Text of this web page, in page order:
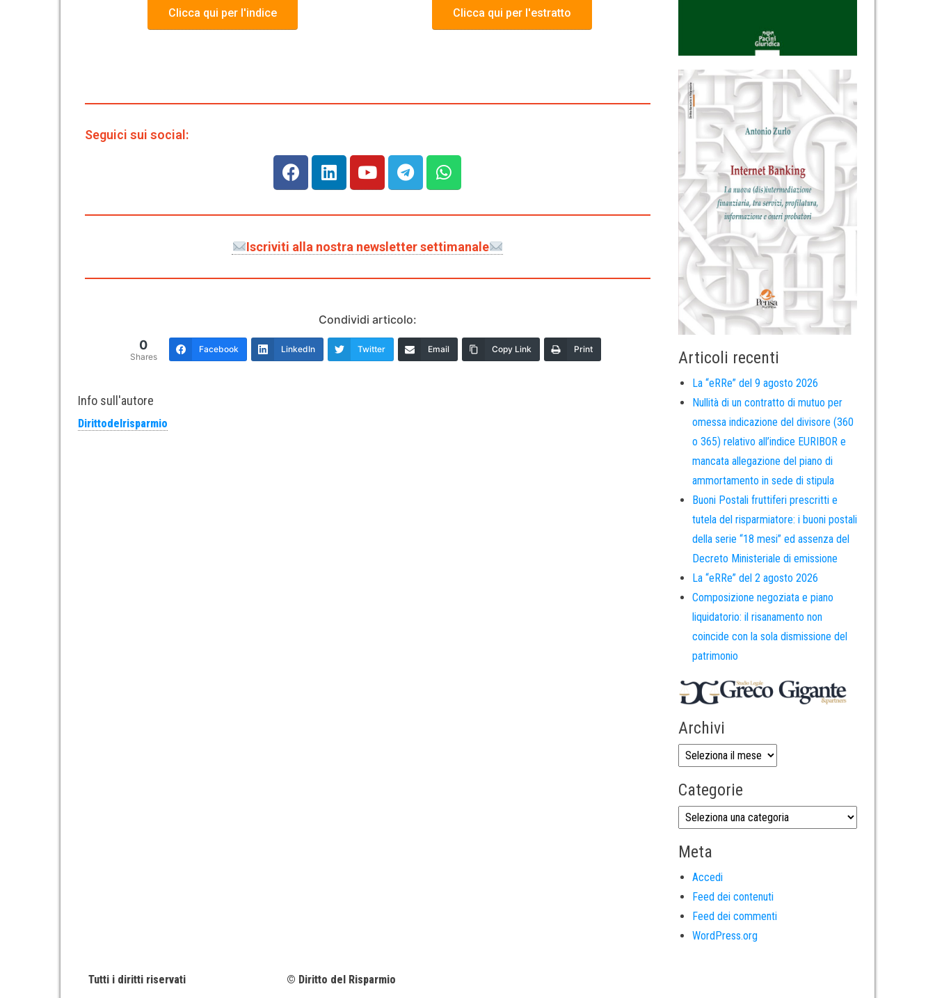
Clicca qui per l'indice Clicca qui per l'estratto
Seguici sui social:
Iscriviti alla nostra newsletter settimanale
Condividi articolo:
0
Shares
Facebook LinkedIn Twitter Email Copy Link Print
Info sull'autore
Dirittodelrisparmio
Articoli recenti
La “eRRe” del 9 agosto 2026
Nullità di un contratto di mutuo per
omessa indicazione del divisore (360
o 365) relativo all’indice EURIBOR e
mancata allegazione del piano di
ammortamento in sede di stipula
Buoni Postali fruttiferi prescritti e
tutela del risparmiatore: i buoni postali
della serie “18 mesi” ed assenza del
Decreto Ministeriale di emissione
La “eRRe” del 2 agosto 2026
Composizione negoziata e piano
liquidatorio: il risanamento non
coincide con la sola dismissione del
patrimonio
Archivi
Categorie
Meta
Accedi
Feed dei contenuti
Feed dei commenti
WordPress.org
Tutti i diritti riservati © Diritto del Risparmio